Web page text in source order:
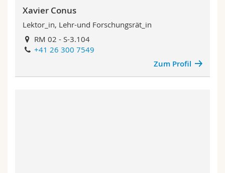
Xavier Conus
Lektor_in, Lehr-und Forschungsrät_in
RM 02 - S-3.104
+41 26 300 7549
Zum Profil